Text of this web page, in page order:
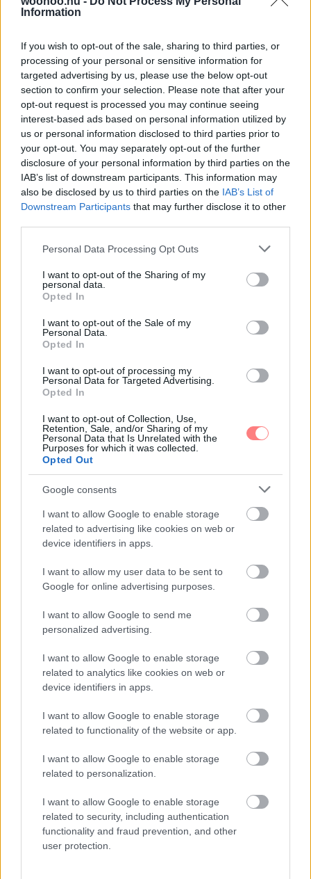
Information
If you wish to opt-out of the sale, sharing to third parties, or
processing of your personal or sensitive information for
targeted advertising by us, please use the below opt-out
section to confirm your selection. Please note that after your
opt-out request is processed you may continue seeing
interest-based ads based on personal information utilized by
us or personal information disclosed to third parties prior to
your opt-out. You may separately opt-out of the further
disclosure of your personal information by third parties on the
IAB’s list of downstream participants. This information may
also be disclosed by us to third parties on the IAB’s List of
Downstream Participants that may further disclose it to other
Please note that this website/app uses one or more Google
not limited to your visit or usage behaviour. You may click to
grant or deny consent to Google and its third-party tags to
use your data for below specified purposes in below Google
consent section.
Personal Data Processing Opt Outs
I want to opt-out of the Sharing of my
personal data.
Opted In
I want to opt-out of the Sale of my
Personal Data.
Opted In
I want to opt-out of processing my
Personal Data for Targeted Advertising.
Opted In
I want to opt-out of Collection, Use,
Retention, Sale, and/or Sharing of my
Personal Data that Is Unrelated with the
Purposes for which it was collected.
Opted Out
Google consents
I want to allow Google to enable storage
related to advertising like cookies on web or
device identifiers in apps.
I want to allow my user data to be sent to
Google for online advertising purposes.
I want to allow Google to send me
personalized advertising.
I want to allow Google to enable storage
related to analytics like cookies on web or
device identifiers in apps.
I want to allow Google to enable storage
related to functionality of the website or app.
I want to allow Google to enable storage
related to personalization.
I want to allow Google to enable storage
related to security, including authentication
functionality and fraud prevention, and other
user protection.
megtervezett. Néha egy spontán program, egy régi
A jó nap este kezdődik: esti szokások,
amelyek megkönnyítik a reggelt
A jó nap sokszor már előző este elkezdődik. Néhány
apró szokással, előkészítéssel és nyugodtabb lezárással
sokat tehetsz azért, hogy a reggel ne kapkodással
induljon.
Emma-
Hajfény, puhaság, tartás: apró lépések az
egészségesebb hatású hajért
sokszor apró szokásokon múlik. Mutatjuk, hogyan
hozhatsz ki többet a tincseidből túlbonyolított rutin